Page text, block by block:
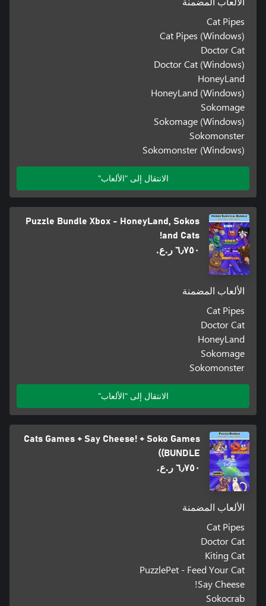
الألعاب المضمنة
Cat Pipes
Cat Pipes (Windows)
Doctor Cat
Doctor Cat (Windows)
HoneyLand
HoneyLand (Windows)
Sokomage
Sokomage (Windows)
Sokomonster
Sokomonster (Windows)
الانتقال إلى "الألعاب"
Puzzle Bundle Xbox - HoneyLand, Sokos
and Cats!
٦٫٧٥٠ ر.ع.‏
الألعاب المضمنة
Cat Pipes
Doctor Cat
HoneyLand
Sokomage
Sokomonster
الانتقال إلى "الألعاب"
Cats Games + Say Cheese! + Soko Games
(BUNDLE)
٦٫٧٥٠ ر.ع.‏
الألعاب المضمنة
Cat Pipes
Doctor Cat
Kiting Cat
PuzzlePet - Feed Your Cat
Say Cheese!
Sokocrab